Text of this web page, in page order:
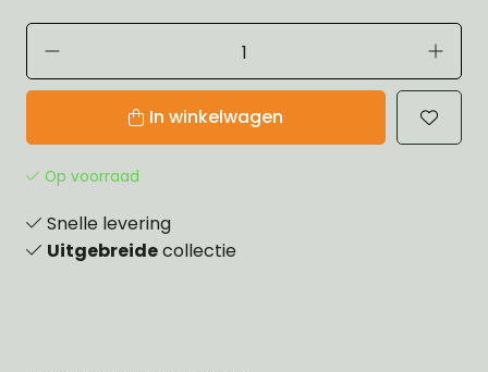
In winkelwagen
Op voorraad
Snelle levering
Uitgebreidecollectie